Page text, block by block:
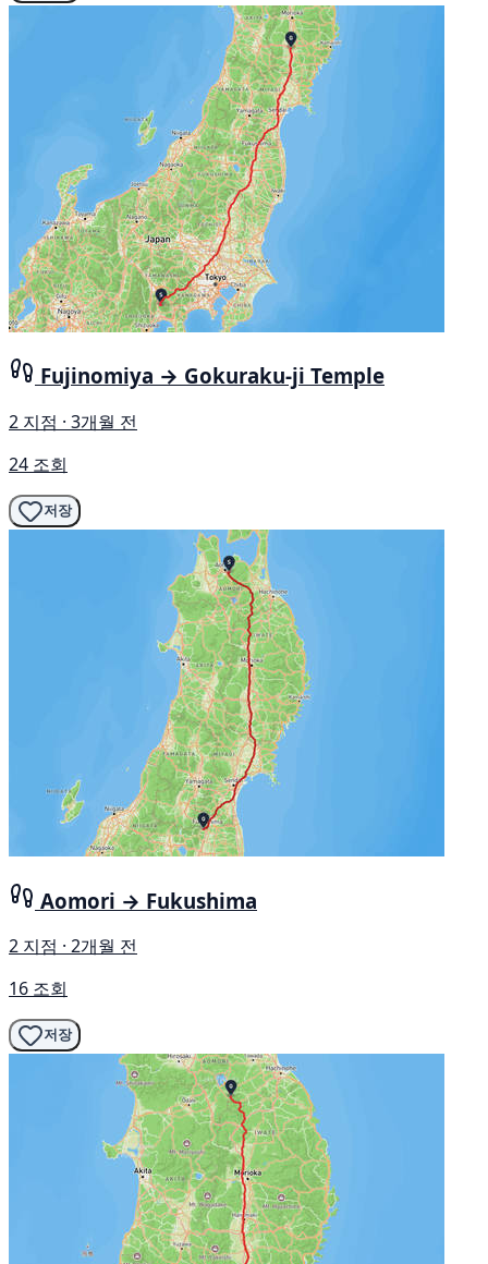
Fujinomiya → Gokuraku-ji Temple
2 지점 · 3개월 전
24 조회
저장
Aomori → Fukushima
2 지점 · 2개월 전
16 조회
저장